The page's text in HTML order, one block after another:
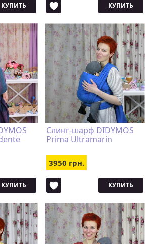
КУПИТЬ КУПИТЬ
КУПИТЬ
Слинг-шарф DIDYMOS
Prima Ultramarin
3950 грн.
КУПИТЬ